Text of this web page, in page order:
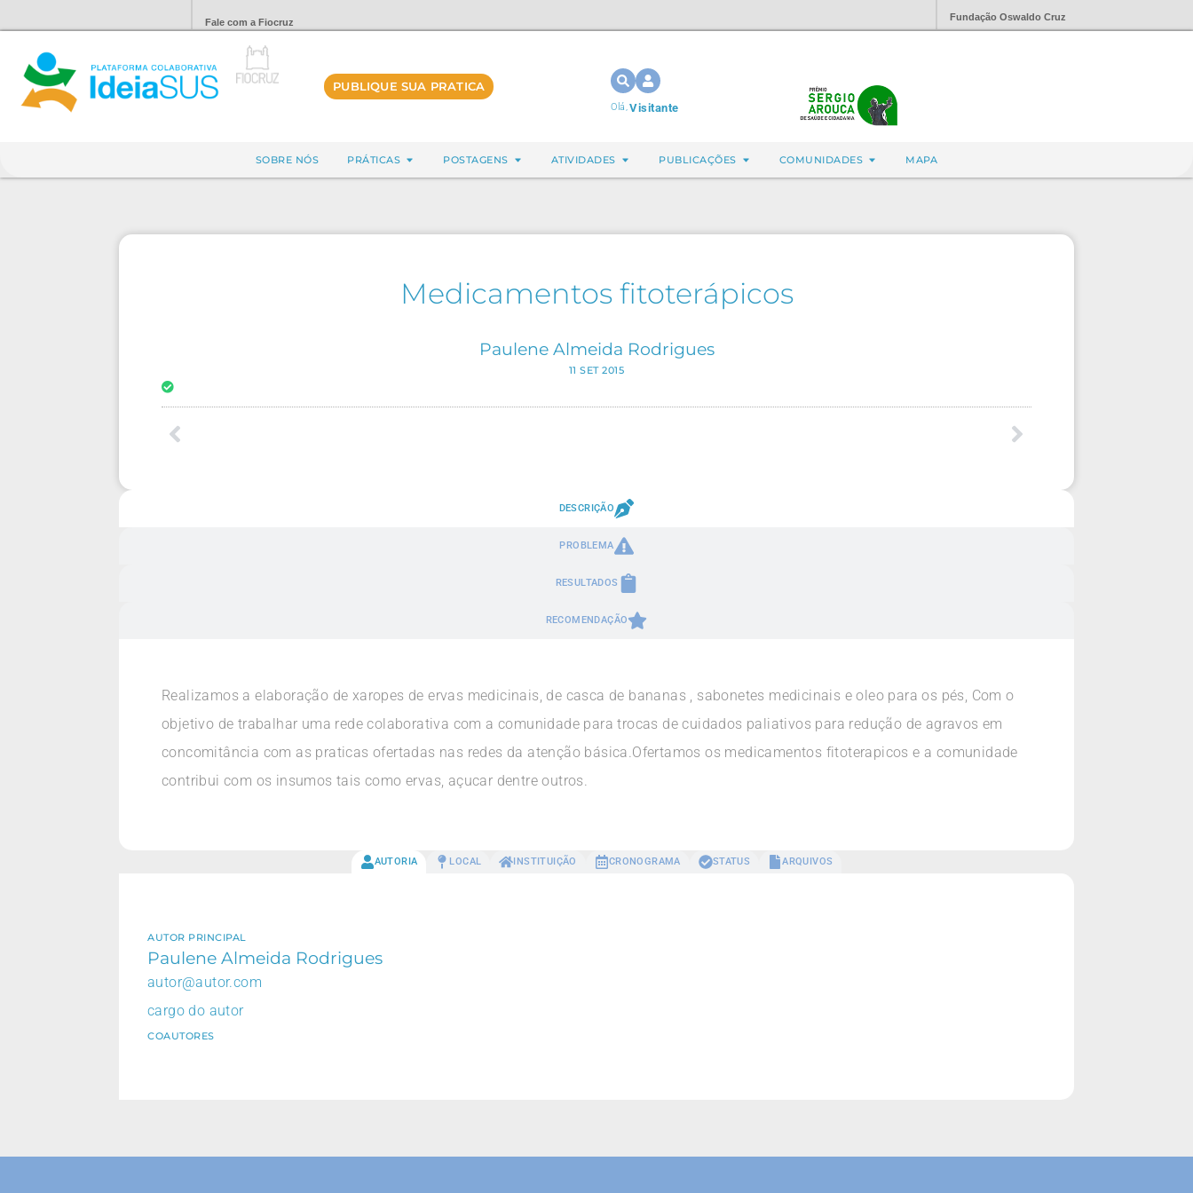
Fale com a Fiocruz Fundação Oswaldo Cruz
PUBLIQUE SUA PRATICA
Olá,Visitante
SOBRE NÓS PRÁTICAS POSTAGENS ATIVIDADES PUBLICAÇÕES COMUNIDADES MAPA
Medicamentos fitoterápicos
Paulene Almeida Rodrigues
11 SET 2015
DESCRIÇÃO
PROBLEMA
RESULTADOS
RECOMENDAÇÃO
Realizamos a elaboração de xaropes de ervas medicinais, de casca de bananas , sabonetes medicinais e oleo para os pés, Com o
objetivo de trabalhar uma rede colaborativa com a comunidade para trocas de cuidados paliativos para redução de agravos em
concomitância com as praticas ofertadas nas redes da atenção básica.Ofertamos os medicamentos fitoterapicos e a comunidade
contribui com os insumos tais como ervas, açucar dentre outros.
AUTORIA LOCAL INSTITUIÇÃO CRONOGRAMA STATUS ARQUIVOS
AUTOR PRINCIPAL
Paulene Almeida Rodrigues
autor@autor.com
cargo do autor
COAUTORES